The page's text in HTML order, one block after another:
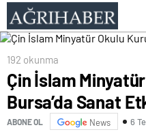
192 okunma
Çin İslam
Bursa’da Sanat
ABONE OL News 6